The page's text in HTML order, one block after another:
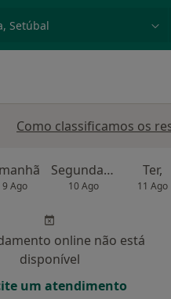
Lisboa
Como classificamos os
9 Ago
Segunda-feira
10 Ago
Ter,
11 Ago
online não está
disponível
um atendimento